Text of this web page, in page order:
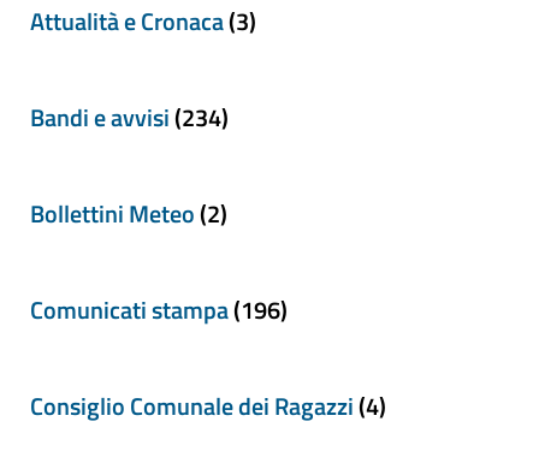
Attualità e Cronaca(3)
Bandi e avvisi(234)
Bollettini Meteo(2)
Comunicati stampa(196)
Consiglio Comunale dei Ragazzi(4)